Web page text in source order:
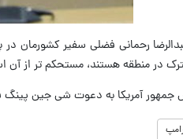
رحمانی فضلی سفیر
در منطقه هستند، مستحکم تر از آن
جمهور آمریکا به دعوت شی جین